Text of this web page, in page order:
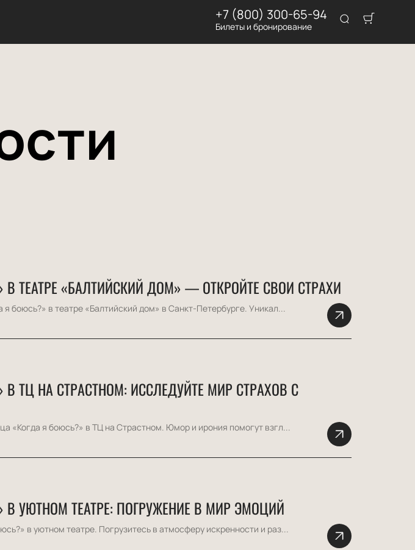
+7 (800) 300-65-94
Билеты и бронирование
ТЕАТРЕ «БАЛТИЙСКИЙ ДОМ» — ОТКРОЙТЕ СВОИ СТРАХИ
боюсь?» в театре «Балтийский дом» в Санкт-Петербурге. Уникал...
ТЦ НА СТРАСТНОМ: ИССЛЕДУЙТЕ МИР СТРАХОВ С
«Когда я боюсь?» в ТЦ на Страстном. Юмор и ирония помогут взгл...
УЮТНОМ ТЕАТРЕ: ПОГРУЖЕНИЕ В МИР ЭМОЦИЙ
в уютном театре. Погрузитесь в атмосферу искренности и раз...